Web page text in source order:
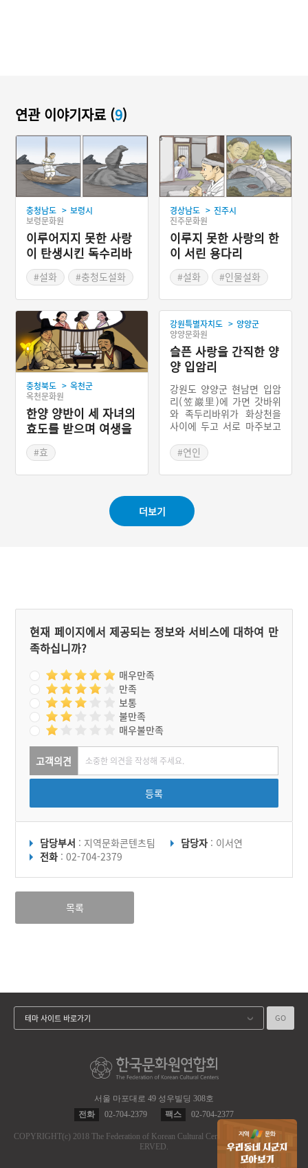
연관 이야기자료 (9)
충청남도 > 보령시
보령문화원
이루어지지 못한 사랑
이 탄생시킨 독수리바
위#설화 #충청도설화
경상남도 > 진주시
진주문화원
이루지 못한 사랑의 한
이 서린 용다리
#설화
#인물설화
충청북도 > 옥천군
옥천문화원
한양 양반이 세 자녀의
효도를 받으며 여생을
보낸 옥천군 삼형제골
#효
강원특별자치도 > 양양군
양양문화원
슬픈 사랑을 간직한 양
양 입암리
강원도 양양군 현남면 입암
리(笠巖里)에 가면 갓바위
와 족두리바위가 화상천을
사이에 두고 서로 마주보고
두고 홍성호라는 신랑과 풍
미라는 색시가 사랑을 하다
결혼을 했다. 혼인날, 가마
물에 빠져 죽었고, 이 소식
을 들은 신부는 신랑이 빠진
강에 뛰어들어 같이 죽었다.
골이라고 부르기 시작했다.
#연인
더보기
현재 페이지에서 제공되는 정보와 서비스에 대하여 만
족하십니까?
매우만족
만족
보통
불만족
매우불만족
고객의견
등록
담당부서 : 지역문화콘텐츠팀 담당자 : 이서연
전화 : 02-704-2379
목록
서울 마포대로 49 성우빌딩 308호
전화
02-704-2379 팩스 02-704-2377
COPYRIGHT(c) 2018 The Federation of Korean Cultural Centers.
ALL RIGHT RES
ERVED.
테마 사이트 바로가기 GO